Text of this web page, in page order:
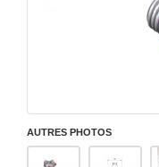
AUTRES PHOTOS